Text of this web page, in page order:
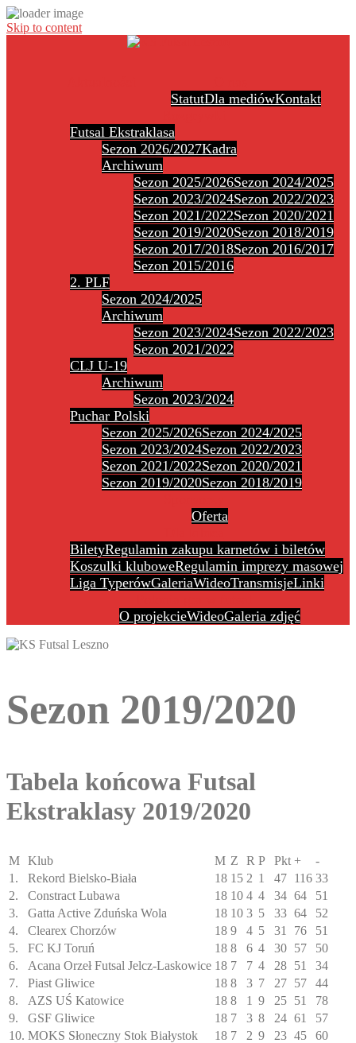
Skip to content
StatutDla mediówKontakt
Futsal Ekstraklasa
Sezon 2026/2027Kadra
Archiwum
Sezon 2025/2026Sezon 2024/2025
Sezon 2023/2024Sezon 2022/2023
Sezon 2021/2022Sezon 2020/2021
Sezon 2019/2020Sezon 2018/2019
Sezon 2017/2018Sezon 2016/2017
Sezon 2015/2016
2. PLF
Sezon 2024/2025
Archiwum
Sezon 2023/2024Sezon 2022/2023
Sezon 2021/2022
CLJ U-19
Archiwum
Sezon 2023/2024
Puchar Polski
Sezon 2025/2026Sezon 2024/2025
Sezon 2023/2024Sezon 2022/2023
Sezon 2021/2022Sezon 2020/2021
Sezon 2019/2020Sezon 2018/2019
Oferta
BiletyRegulamin zakupu karnetów i biletów
Koszulki kluboweRegulamin imprezy masowej
Liga TyperówGaleriaWideoTransmisjeLinki
O projekcieWideoGaleria zdjęć
Sezon 2019/2020
Tabela końcowa Futsal
Ekstraklasy 2019/2020
M Klub M Z R P Pkt +
-
1.
Rekord Bielsko-Biała 18 15 2 1 47 116 33
2.
Constract Lubawa 18 10 4 4 34 64
51
3.
Gatta Active Zduńska Wola 18 10 3 5 33 64
52
4.
Clearex Chorzów 18 9 4 5 31 76
51
5.
FC KJ Toruń 18 8 6 4 30 57
50
6.
Acana Orzeł Futsal Jelcz-Laskowice 18 7 7 4 28 51
34
7.
Piast Gliwice 18 8 3 7 27 57
44
8.
AZS UŚ Katowice 18 8 1 9 25 51
78
9.
GSF Gliwice 18 7 3 8 24 61
57
10. MOKS Słoneczny Stok Białystok 18 7 2 9 23 45
60